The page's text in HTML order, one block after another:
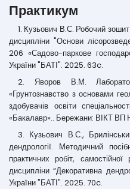
Практикум
1. Кузьович В.С. Робочий
дисципліни "Основи
206 «Садово-паркове
України "БАТІ". 2025. 63c.
2. Яворов В.М.
«Грунтознавство з основами
здобувачів освіти
«Бакалавр».. Бережани: ВІКТ ВП
3. Кузьович В.С.,
дендрології. Методичний
практичних робіт,
дисципліни “Декоративна
України "БАТІ". 2025. 70c.